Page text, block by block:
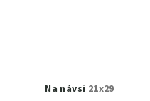
Na návsi 21x29